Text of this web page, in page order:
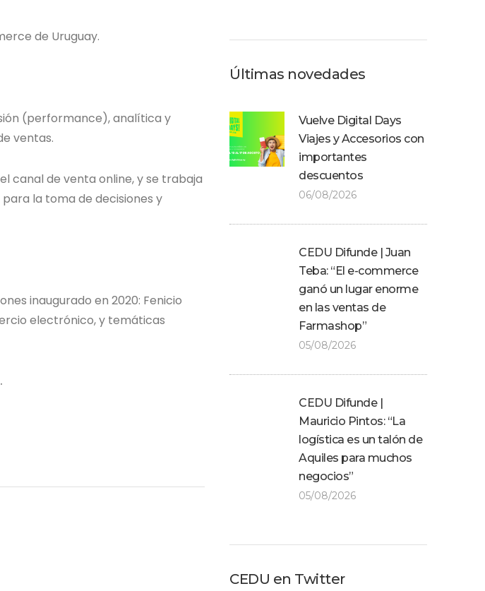
de Uruguay.
(performance), analítica y
ventas.
canal de venta online, y se trabaja
la toma de decisiones y
inaugurado en 2020: Fenicio
electrónico, y temáticas
Últimas novedades
Vuelve Digital Days
Viajes y Accesorios con
importantes
descuentos
06/08/2026
CEDU Difunde | Juan
Teba: “El e-commerce
ganó un lugar enorme
en las ventas de
Farmashop”
05/08/2026
CEDU Difunde |
Mauricio Pintos: “La
logística es un talón de
Aquiles para muchos
negocios”
05/08/2026
CEDU en Twitter